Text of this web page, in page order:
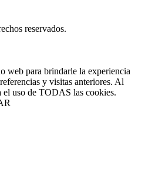
reservados.
web para brindarle la experiencia
y visitas anteriores. Al
uso de TODAS las cookies.